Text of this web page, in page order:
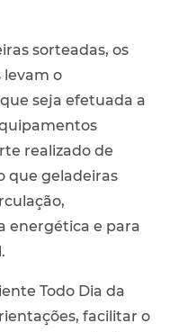
sorteadas, os
o
seja efetuada a
realizado de
que geladeiras
energética e para
Todo Dia da
facilitar o